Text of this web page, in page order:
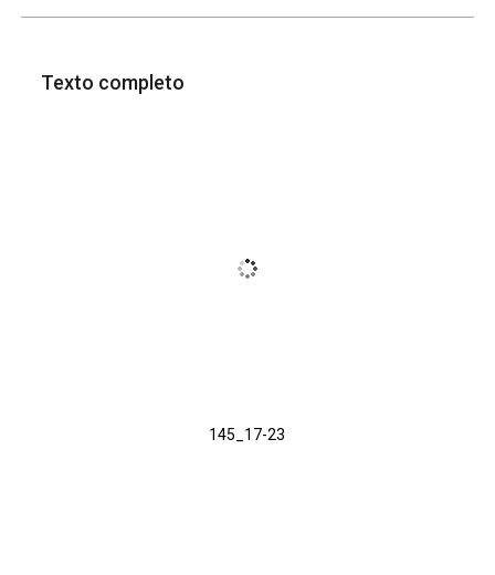
Texto completo
145_17-23